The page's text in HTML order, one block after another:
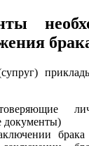
документы)